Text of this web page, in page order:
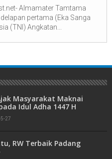
Almamater Tamtama
pertama (Eka Sanga
(TNI) Angkatan...
Masyarakat Maknai
Idul Adha 1447 H
27
RW Terbaik Padang